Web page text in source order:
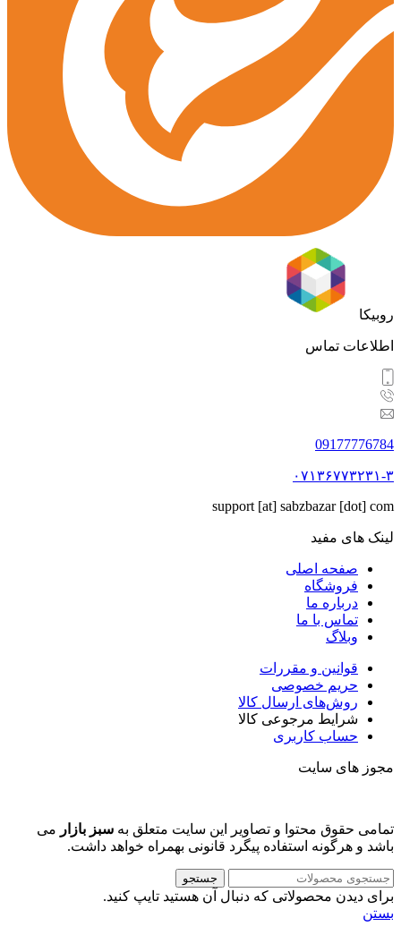
روبیکا
اطلاعات تماس
09177776784
۰۷۱۳۶۷۷۳۲۳۱-۳
support [at] sabzbazar [dot] com
لینک های مفید
صفحه اصلی
فروشگاه
درباره ما
تماس با ما
وبلاگ
قوانین و مقررات
حریم خصوصی
روش‌های ارسال کالا
شرایط مرجوعی کالا
حساب کاربری
مجوز های سایت
تمامی حقوق محتوا و تصاویر این سایت متعلق به سبز بازار می
باشد و هرگونه استفاده پیگرد قانونی بهمراه خواهد داشت.
جستجو
برای دیدن محصولاتی که دنبال آن هستید تایپ کنید.
بستن